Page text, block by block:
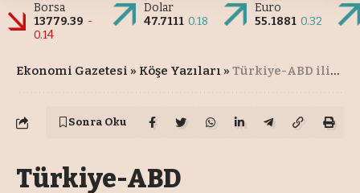
Borsa
13779.39 -
0.14
Dolar
47.7111 0.18
Euro
55.1881 0.32
Ekonomi Gazetesi » Köşe Yazıları » Türkiye-ABD ilişkilerinde yeni bir dönem mi başladı?
Sonra Oku
Türkiye-ABD